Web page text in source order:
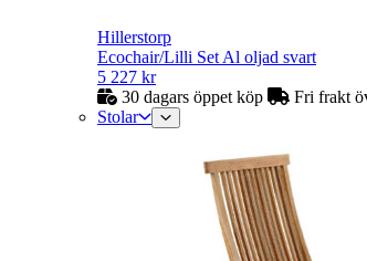
Hillerstorp
Ecochair/Lilli Set Al oljad svart
5 227 kr
30 dagars öppet köp
Fri frakt
Stolar